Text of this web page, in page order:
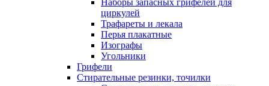
Наборы запасных грифелей для
циркулей
Трафареты и лекала
Перья плакатные
Изографы
Угольники
Грифели
Стирательные резинки, точилки